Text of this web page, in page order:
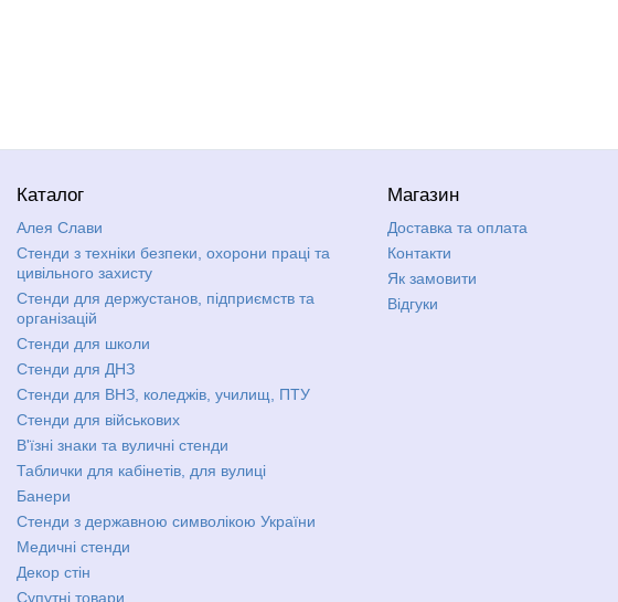
Каталог
Алея Слави
Стенди з техніки безпеки, охорони праці та
цивільного захисту
Стенди для держустанов, підприємств та
організацій
Стенди для школи
Стенди для ДНЗ
Стенди для ВНЗ, коледжів, училищ, ПТУ
Стенди для військових
В'їзні знаки та вуличні стенди
Таблички для кабінетів, для вулиці
Банери
Стенди з державною символікою України
Медичні стенди
Декор стін
Супутні товари
Магазин
Доставка та оплата
Контакти
Як замовити
Відгуки